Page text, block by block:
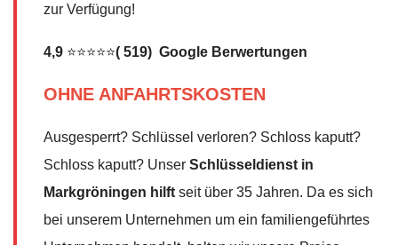
zur Verfügung!
4,9 ⭐⭐⭐⭐⭐( 519) Google Berwertungen
OHNE ANFAHRTSKOSTEN
Ausgesperrt? Schlüssel verloren? Schloss kaputt?
Schloss kaputt? Unser Schlüsseldienst in
Markgröningen hilft seit über 35 Jahren. Da es sich
bei unserem Unternehmen um ein familiengeführtes